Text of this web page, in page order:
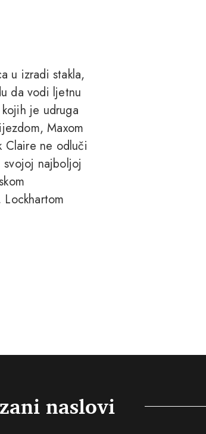
u izradi stakla,
da vodi ljetnu
je udruga
Maxom
Claire ne odluči
najboljoj
naslovi